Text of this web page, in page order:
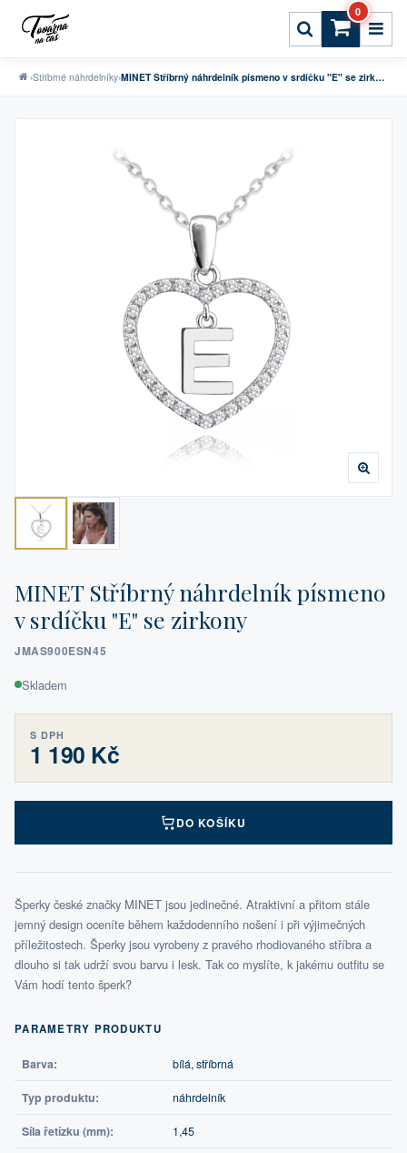
0
›Stříbrné náhrdelníky› MINET Stříbrný náhrdelník písmeno v srdíčku "E" se zirkony
MINET Stříbrný náhrdelník písmeno
v srdíčku "E" se zirkony
JMAS900ESN45
Skladem
S DPH
1 190 Kč
DO KOŠÍKU
Šperky české značky MINET jsou jedinečné. Atraktivní a přitom stále
jemný design oceníte během každodenního nošení i při výjimečných
příležitostech. Šperky jsou vyrobeny z pravého rhodiovaného stříbra a
dlouho si tak udrží svou barvu i lesk. Tak co myslíte, k jakému outfitu se
Vám hodí tento šperk?
PARAMETRY PRODUKTU
Barva: bílá, stříbrná
Typ produktu: náhrdelník
Síla řetízku (mm): 1,45